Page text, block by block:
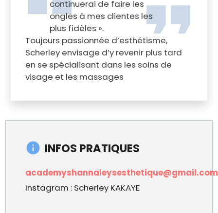
continuerai de faire les
ongles à mes clientes les
plus fidèles ».
Toujours passionnée d’esthétisme,
Scherley envisage d’y revenir plus tard
en se spécialisant dans les soins de
visage et les massages
INFOS PRATIQUES
academyshannaleysesthetique@gmail.com
Instagram : Scherley KAKAYE